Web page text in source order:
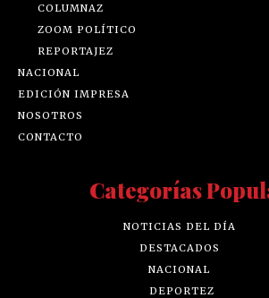
COLUMNAZ
ZOOM POLÍTICO
REPORTAJEZ
NACIONAL
EDICIÓN IMPRESA
NOSOTROS
CONTACTO
Categorías
NOTICIAS DEL DÍA
DESTACADOS
NACIONAL
DEPORTEZ